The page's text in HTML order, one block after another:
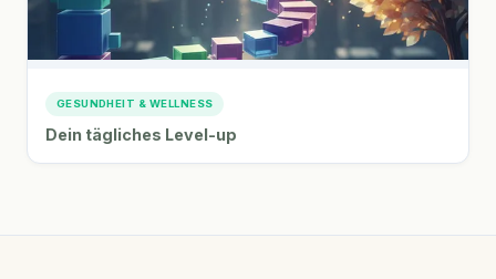
GESUNDHEIT & WELLNESS
Dein tägliches Level-up